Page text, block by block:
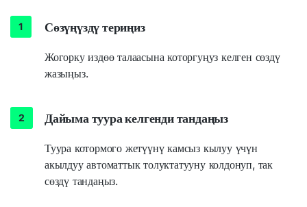
Сөзүңүздү териңиз
Жогорку издөө талаасына которгуңуз келген сөздү
жазыңыз.
Дайыма туура келгенди тандаңыз
Туура котормого жетүүнү камсыз кылуу үчүн
акылдуу автоматтык толуктатууну колдонуп, так
сөздү тандаңыз.